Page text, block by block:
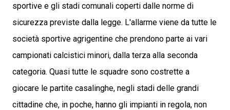
sportive e gli stadi comunali coperti dalle norme di
sicurezza previste dalla legge. L'allarme viene da tutte le
società sportive agrigentine che prendono parte ai vari
campionati calcistici minori, dalla terza alla seconda
categoria. Quasi tutte le squadre sono costrette a
giocare le partite casalinghe, negli stadi delle grandi
cittadine che, in poche, hanno gli impianti in regola, non